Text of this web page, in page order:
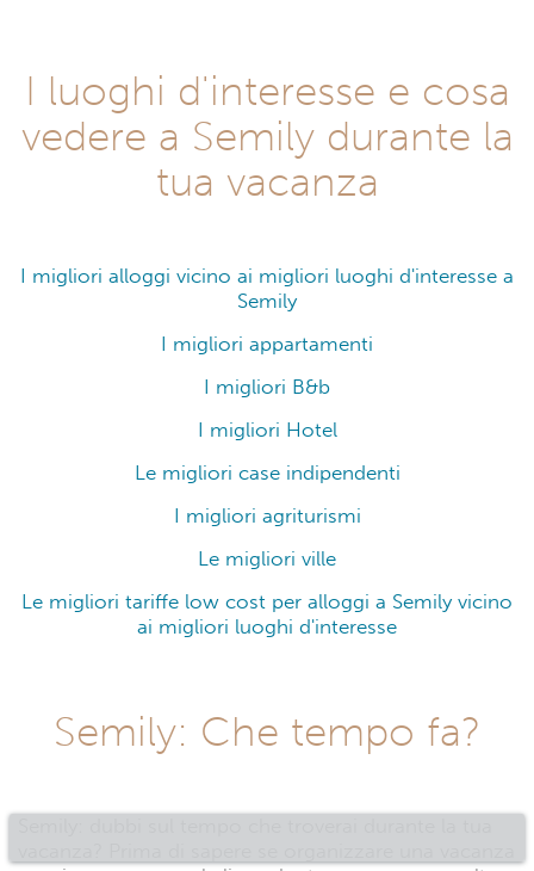
I luoghi d'interesse e cosa
vedere a Semily durante la
tua vacanza
I migliori alloggi vicino ai migliori luoghi d'interesse a
Semily
I migliori appartamenti
I migliori B&b
I migliori Hotel
Le migliori case indipendenti
I migliori agriturismi
Le migliori ville
Le migliori tariffe low cost per alloggi a Semily vicino
ai migliori luoghi d'interesse
Semily: Che tempo fa?